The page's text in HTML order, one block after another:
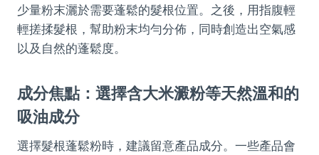
少量粉末灑於需要蓬鬆的髮根位置。之後，用指腹輕
輕搓揉髮根，幫助粉末均勻分佈，同時創造出空氣感
以及自然的蓬鬆度。
成分焦點：選擇含大米澱粉等天然溫和的
吸油成分
選擇髮根蓬鬆粉時，建議留意產品成分。一些產品會